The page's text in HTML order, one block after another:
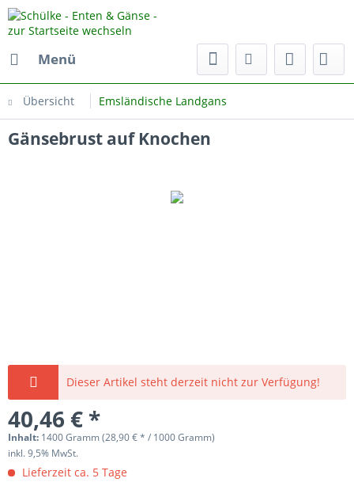
Menü
Übersicht Emsländische Landgans
Gänsebrust auf Knochen
Dieser Artikel steht derzeit nicht zur Verfügung!
40,46 € *
Inhalt: 1400 Gramm (28,90 € * / 1000 Gramm)
inkl. 9,5% MwSt.
Lieferzeit ca. 5 Tage